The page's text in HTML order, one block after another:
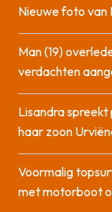
Nieuwe foto van
Man (19)
verdachten
Lisandra
haar zoon
Voormalig
met motorboot